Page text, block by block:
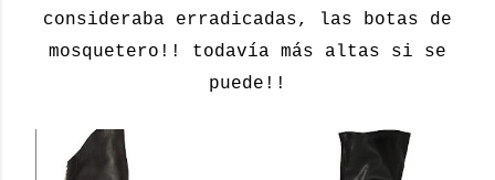
consideraba erradicadas, las botas de
mosquetero!! todavía más altas si se
puede!!